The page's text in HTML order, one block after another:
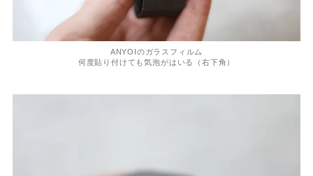
ANYOIのガラスフィルム
何度貼り付けても気泡がはいる（右下角）